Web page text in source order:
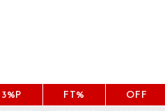
3%P FT% OFF